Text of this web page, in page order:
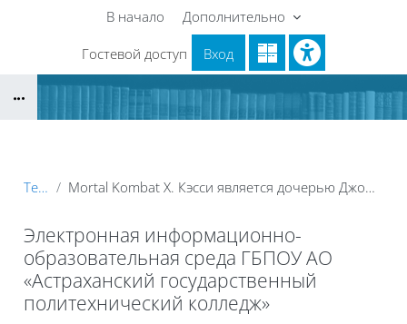
Перейти к основному содержанию
В начало Дополнительно
Гостевой доступ Вход
Теги Mortal Kombat X. Кэсси является дочерью Джонни Кей
Электронная информационно-
образовательная среда ГБПОУ АО
«Астраханский государственный
политехнический колледж»